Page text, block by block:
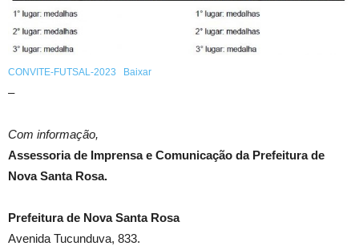
CONVITE-FUTSAL-2023 Baixar
–
Com informação,
Assessoria de Imprensa e Comunicação da Prefeitura de
Nova Santa Rosa.
Prefeitura de Nova Santa Rosa
Avenida Tucunduva, 833.